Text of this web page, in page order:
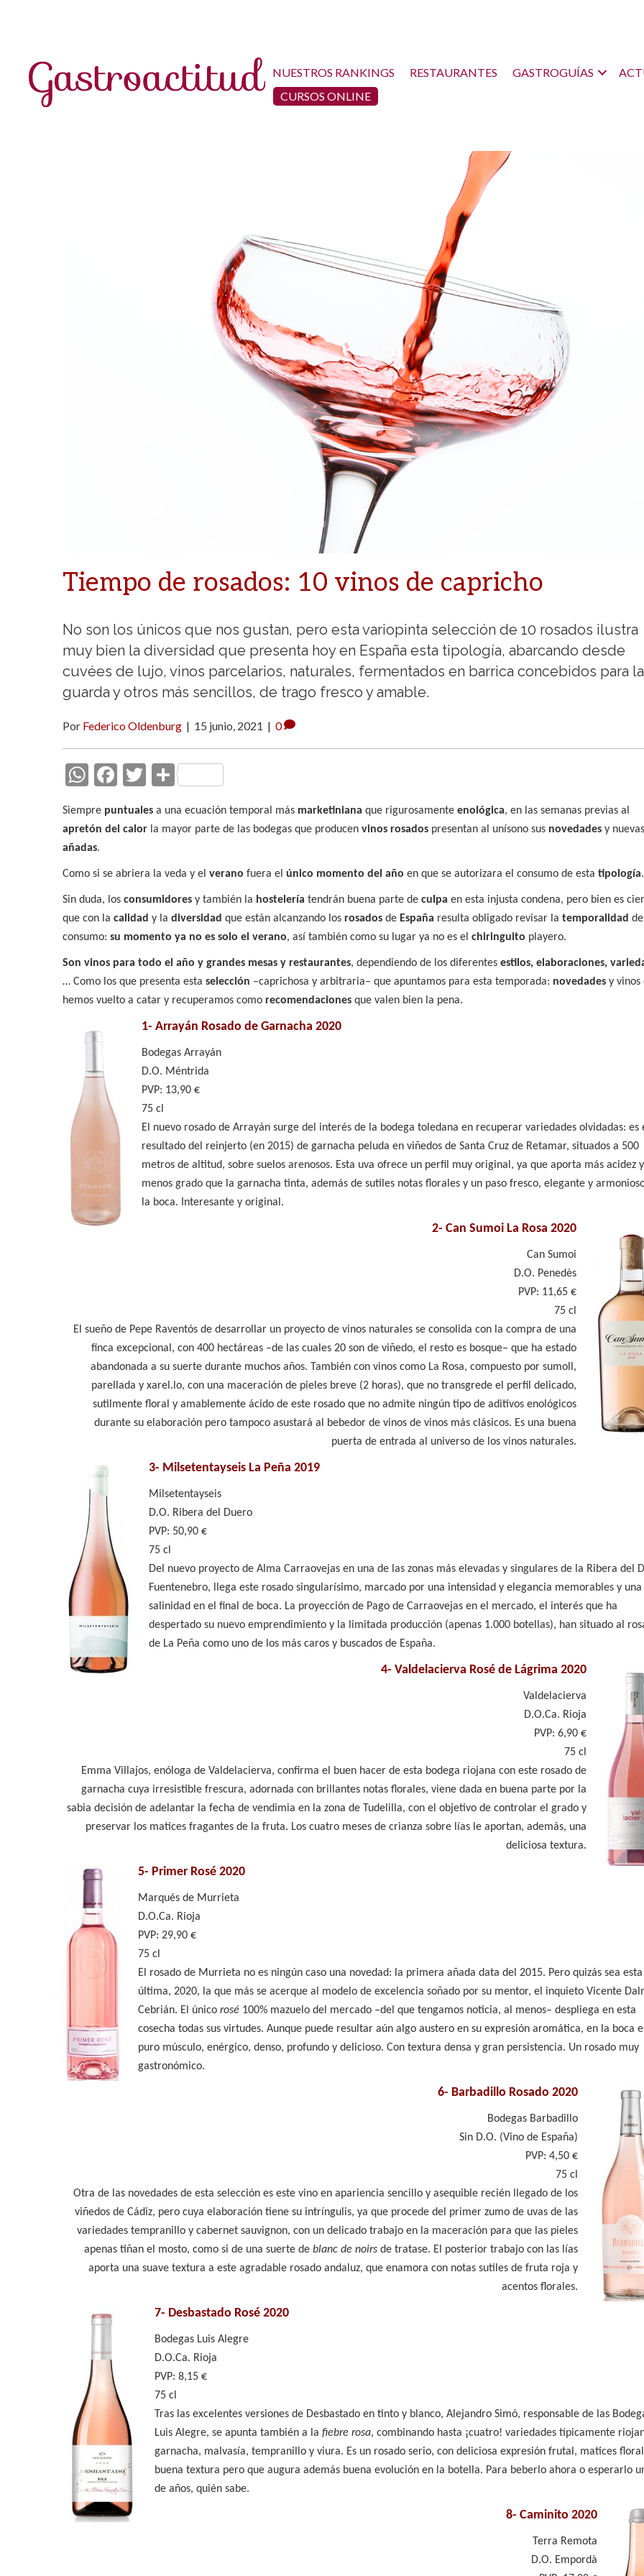
NUESTROS RANKINGS RESTAURANTES GASTROGUÍAS
CURSOS ONLINE
Tiempo de rosados: 10 vinos de capricho
No son los únicos que nos gustan, pero esta variopinta selección de 10 rosados ilustra
muy bien la diversidad que presenta hoy en España esta tipología, abarcando desde
cuvées de lujo, vinos parcelarios, naturales, fermentados en barrica concebidos para la
guarda y otros más sencillos, de trago fresco y amable.
Por Federico Oldenburg | 15 junio, 2021 | 0
W
at
s
A
p
p
F
e
o
k
T
itt
C
m
p
ar
r
Siempre puntuales a una ecuación temporal más marketiniana que rigurosamente enológica, en las semanas previas al
apretón del calor la mayor parte de las bodegas que producen vinos rosados presentan al unísono sus novedades y nuevas
añadas.
Como si se abriera la veda y el verano fuera el único momento del año en que se autorizara el consumo de esta tipología.
Sin duda, los consumidores y también la hostelería tendrán buena parte de culpa en esta injusta condena, pero bien es
que con la calidad y la diversidad que están alcanzando los rosados de España resulta obligado revisar la temporalidad
consumo: su momento ya no es solo el verano, así también como su lugar ya no es el chiringuito playero.
Son vinos para todo el año y grandes mesas y restaurantes, dependiendo de los diferentes estilos, elaboraciones,
… Como los que presenta esta selección –caprichosa y arbitraria– que apuntamos para esta temporada: novedades y vinos
hemos vuelto a catar y recuperamos como recomendaciones que valen bien la pena.
1- Arrayán Rosado de Garnacha 2020
Bodegas Arrayán
D.O. Méntrida
PVP: 13,90 €
75 cl
El nuevo rosado de Arrayán surge del interés de la bodega toledana en recuperar variedades olvidadas: es
resultado del reinjerto (en 2015) de garnacha peluda en viñedos de Santa Cruz de Retamar, situados a 500
metros de altitud, sobre suelos arenosos. Esta uva ofrece un perfil muy original, ya que aporta más acidez y
menos grado que la garnacha tinta, además de sutiles notas florales y un paso fresco, elegante y
la boca. Interesante y original.
2- Can Sumoi La Rosa 2020
Can Sumoi
D.O. Penedès
PVP: 11,65 €
75 cl
El sueño de Pepe Raventós de desarrollar un proyecto de vinos naturales se consolida con la compra de una
finca excepcional, con 400 hectáreas –de las cuales 20 son de viñedo, el resto es bosque– que ha estado
abandonada a su suerte durante muchos años. También con vinos como La Rosa, compuesto por sumoll,
parellada y xarel.lo, con una maceración de pieles breve (2 horas), que no transgrede el perfil delicado,
sutilmente floral y amablemente ácido de este rosado que no admite ningún tipo de aditivos enológicos
durante su elaboración pero tampoco asustará al bebedor de vinos de vinos más clásicos. Es una buena
puerta de entrada al universo de los vinos naturales.
3- Milsetentayseis La Peña 2019
Milsetentayseis
D.O. Ribera del Duero
PVP: 50,90 €
75 cl
Del nuevo proyecto de Alma Carraovejas en una de las zonas más elevadas y singulares de la Ribera del
Fuentenebro, llega este rosado singularísimo, marcado por una intensidad y elegancia memorables y
salinidad en el final de boca. La proyección de Pago de Carraovejas en el mercado, el interés que ha
despertado su nuevo emprendimiento y la limitada producción (apenas 1.000 botellas), han situado al
de La Peña como uno de los más caros y buscados de España.
4- Valdelacierva Rosé de Lágrima 2020
Valdelacierva
D.O.Ca. Rioja
PVP: 6,90 €
75 cl
Emma Villajos, enóloga de Valdelacierva, confirma el buen hacer de esta bodega riojana con este rosado de
garnacha cuya irresistible frescura, adornada con brillantes notas florales, viene dada en buena parte por la
sabia decisión de adelantar la fecha de vendimia en la zona de Tudelilla, con el objetivo de controlar el grado y
preservar los matices fragantes de la fruta. Los cuatro meses de crianza sobre lías le aportan, además, una
deliciosa textura.
5- Primer Rosé 2020
Marqués de Murrieta
D.O.Ca. Rioja
PVP: 29,90 €
75 cl
El rosado de Murrieta no es ningún caso una novedad: la primera añada data del 2015. Pero quizás sea esta
última, 2020, la que más se acerque al modelo de excelencia soñado por su mentor, el inquieto Vicente
Cebrián. El único rosé 100% mazuelo del mercado –del que tengamos noticia, al menos– despliega en esta
cosecha todas sus virtudes. Aunque puede resultar aún algo austero en su expresión aromática, en la boca
puro músculo, enérgico, denso, profundo y delicioso. Con textura densa y gran persistencia. Un rosado muy
gastronómico.
6- Barbadillo Rosado 2020
Bodegas Barbadillo
Sin D.O. (Vino de España)
PVP: 4,50 €
75 cl
Otra de las novedades de esta selección es este vino en apariencia sencillo y asequible recién llegado de los
viñedos de Cádiz, pero cuya elaboración tiene su intríngulis, ya que procede del primer zumo de uvas de las
variedades tempranillo y cabernet sauvignon, con un delicado trabajo en la maceración para que las pieles
apenas tiñan el mosto, como si de una suerte de blanc de noirs de tratase. El posterior trabajo con las lías
aporta una suave textura a este agradable rosado andaluz, que enamora con notas sutiles de fruta roja y
acentos florales.
7- Desbastado Rosé 2020
Bodegas Luis Alegre
D.O.Ca. Rioja
PVP: 8,15 €
75 cl
Tras las excelentes versiones de Desbastado en tinto y blanco, Alejandro Simó, responsable de las
Luis Alegre, se apunta también a la fiebre rosa, combinando hasta ¡cuatro! variedades típicamente
garnacha, malvasía, tempranillo y viura. Es un rosado serio, con deliciosa expresión frutal, matices
buena textura pero que augura además buena evolución en la botella. Para beberlo ahora o esperarlo
de años, quién sabe.
8- Caminito 2020
Terra Remota
D.O. Empordà